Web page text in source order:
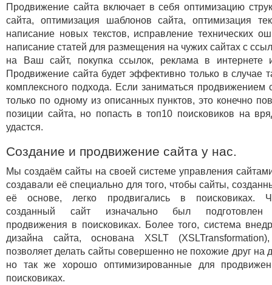
Продвижение сайта включает в себя оптимизацию
сайта, оптимизация шаблонов сайта, оптимизация
написание новых текстов, исправление технических
написание статей для размещения на чужих сайтах с
на Ваш сайт, покупка ссылок, реклама в интернете
Продвижение сайта будет эффективно только в случае
комплексного подхода. Если заниматься продвижением
только по одному из описанных пунктов, это конечно
позиции сайта, но попасть в топ10 поисковиков на
удастся.
Создание и продвижение сайта у нас.
Мы создаём сайты на своей системе управления
создавали её специально для того, чтобы сайты,
её основе, легко продвигались в поисковиках.
созданный сайт изначально был
продвижения в поисковиках. Более того, система
дизайна сайта, основана XSLT
позволяет делать сайты совершенно не похожие друг на
но так же хорошо оптимизированные для
поисковиках.